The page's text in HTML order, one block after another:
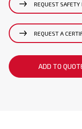
REQUEST SAFETY
REQUEST A
ADD TO